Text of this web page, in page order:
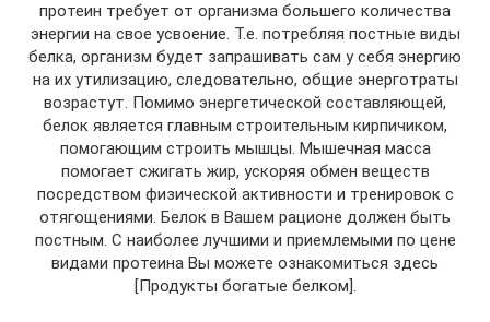
протеин требует от организма большего количества
энергии на свое усвоение. Т.е. потребляя постные виды
белка, организм будет запрашивать сам у себя энергию
на их утилизацию, следовательно, общие энерготраты
возрастут. Помимо энергетической составляющей,
белок является главным строительным кирпичиком,
помогающим строить мышцы. Мышечная масса
помогает сжигать жир, ускоряя обмен веществ
посредством физической активности и тренировок с
отягощениями. Белок в Вашем рационе должен быть
постным. С наиболее лучшими и приемлемыми по цене
видами протеина Вы можете ознакомиться здесь
[Продукты богатые белком].